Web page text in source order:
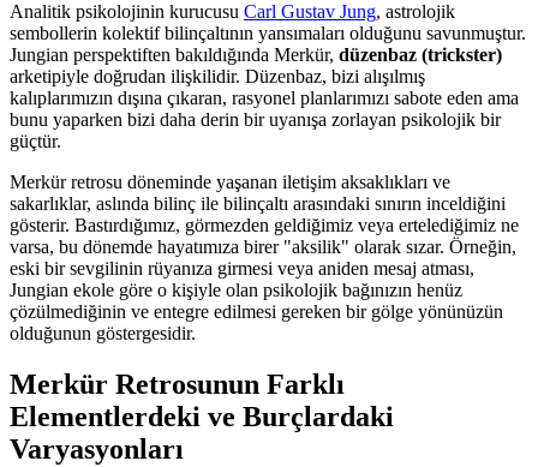
Analitik psikolojinin kurucusu Carl Gustav Jung, astrolojik
sembollerin kolektif bilinçaltının yansımaları olduğunu savunmuştur.
Jungian perspektiften bakıldığında Merkür, düzenbaz (trickster)
arketipiyle doğrudan ilişkilidir. Düzenbaz, bizi alışılmış
kalıplarımızın dışına çıkaran, rasyonel planlarımızı sabote eden ama
bunu yaparken bizi daha derin bir uyanışa zorlayan psikolojik bir
güçtür.
Merkür retrosu döneminde yaşanan iletişim aksaklıkları ve
sakarlıklar, aslında bilinç ile bilinçaltı arasındaki sınırın inceldiğini
gösterir. Bastırdığımız, görmezden geldiğimiz veya ertelediğimiz ne
varsa, bu dönemde hayatımıza birer "aksilik" olarak sızar. Örneğin,
eski bir sevgilinin rüyanıza girmesi veya aniden mesaj atması,
Jungian ekole göre o kişiyle olan psikolojik bağınızın henüz
çözülmediğinin ve entegre edilmesi gereken bir gölge yönünüzün
olduğunun göstergesidir.
Merkür Retrosunun Farklı
Elementlerdeki ve Burçlardaki
Varyasyonları